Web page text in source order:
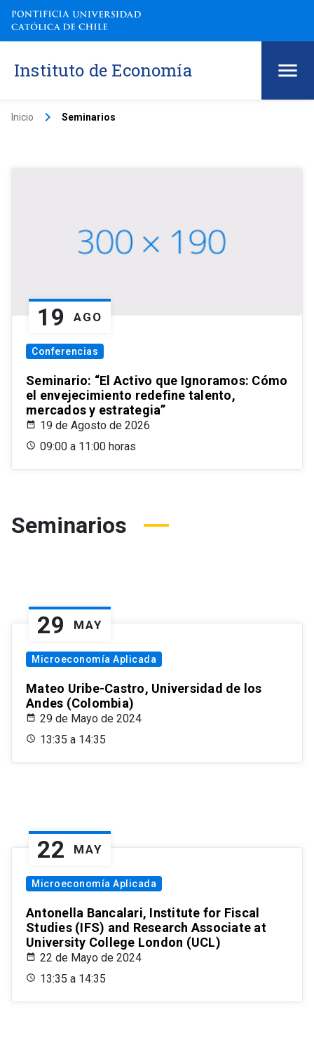
Instituto de Economía
Inicio keyboard_arrow_right Seminarios
19 AGO
Conferencias
Seminario: “El Activo que Ignoramos: Cómo
el envejecimiento redefine talento,
mercados y estrategia”
19 de Agosto de 2026
09:00 a 11:00 horas
Seminarios
29 MAY
Microeconomía Aplicada
Mateo Uribe-Castro, Universidad de los
Andes (Colombia)
29 de Mayo de 2024
13:35 a 14:35
22 MAY
Microeconomía Aplicada
Antonella Bancalari, Institute for Fiscal
Studies (IFS) and Research Associate at
University College London (UCL)
22 de Mayo de 2024
13:35 a 14:35